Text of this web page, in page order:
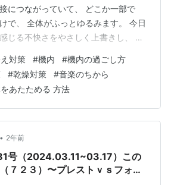
につながっていて、 どこか一部で
で、 全体がふっとゆるみます。 今日
じる不快さをやさしく上書きし、 体
日も冬らしい透明感あふれる光と 軽
い一日でした。 窓を開けて顔を出
ツンと澄んだ空気が気持ちよく、
リして、 きれいになるような気がし
期ですが、 流石に気温も下がり、乾
じま…
対策 #機内 #機内の過ごし方
#乾燥対策 #音楽のちから
あたためる 方法
• 2年前
号（2024.03.11~03.17）この
７２３）〜プレストｖｓフォル